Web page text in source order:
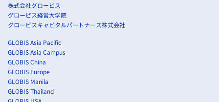
株式会社グロービス
グロービス経営大学院
グロービスキャピタルパートナーズ株式会社
GLOBIS Asia Pacific
GLOBIS Asia Campus
GLOBIS China
GLOBIS Europe
GLOBIS Manila
GLOBIS Thailand